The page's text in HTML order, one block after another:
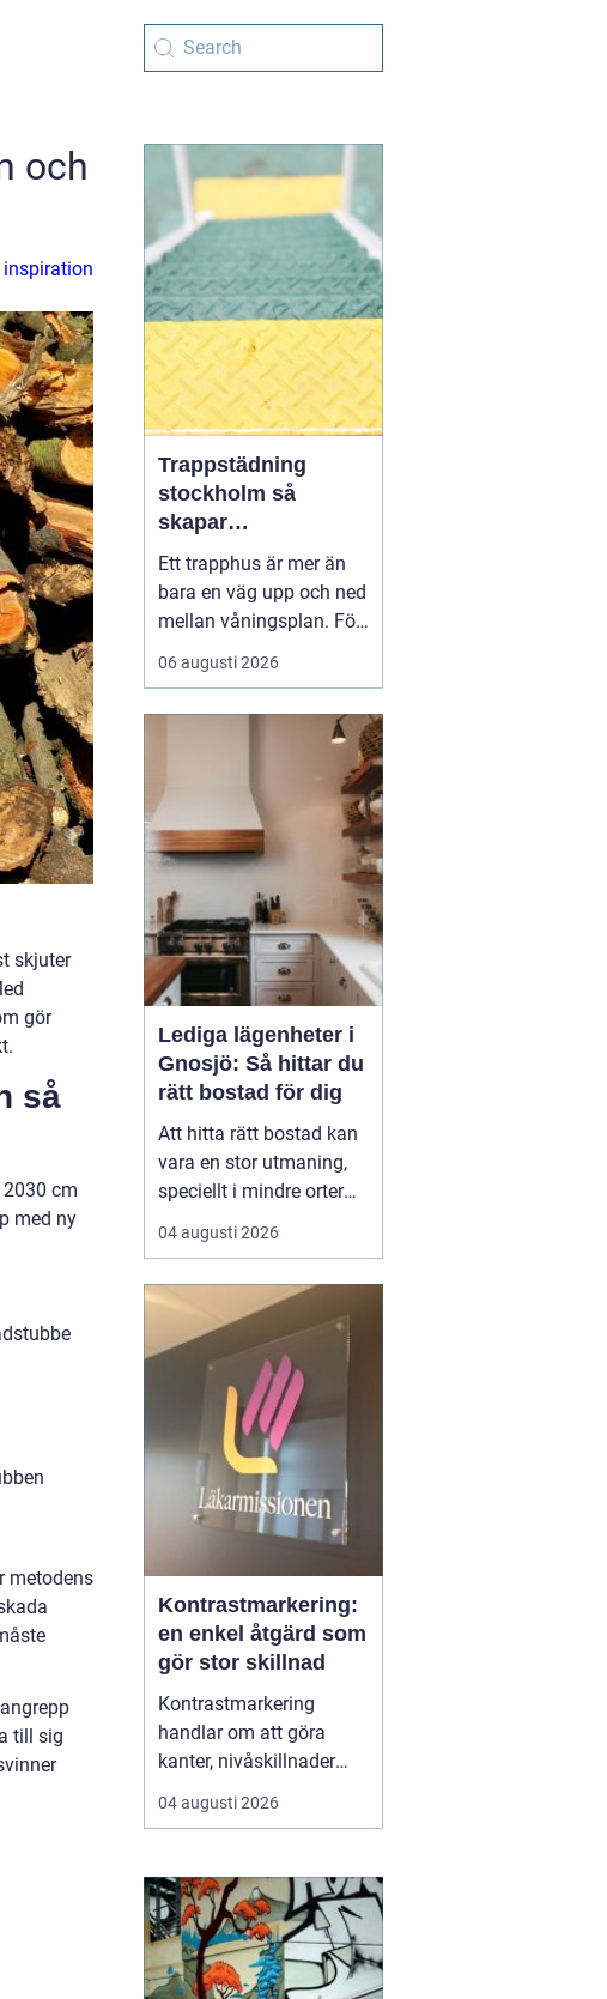
och
inspiration
skjuter
gör
så
cm
med ny
metodens
till sig
Trappstädning
stockholm så
skapar
fastighetsägare
trygga och
trivsamma trapphus
Ett trapphus är mer än
bara en väg upp och ned
mellan våningsplan. För
många boende är det
den första kontakten
lång dag. För besökare
ger det en snabb känsla
av hur väl fastigheten
tas om hand. När
trapphus blir smutsiga,
dammiga...
06 augusti 2026
Lediga lägenheter i
Gnosjö: Så hittar du
rätt bostad för dig
Att hitta rätt bostad kan
vara en stor utmaning,
speciellt i mindre orter
där utbudet kan vara
begränsat. Lediga
het potatis för den som
letar efter ett nytt boende
i denna charmiga del av
04 augusti 2026
Kontrastmarkering:
en enkel åtgärd som
gör stor skillnad
Kontrastmarkering
handlar om att göra
kanter, nivåskillnader
och glasytor tydliga med
hjälp av färg och form.
risken för olyckor och
göra miljöer mer
tillgängliga för alla sä...
04 augusti 2026